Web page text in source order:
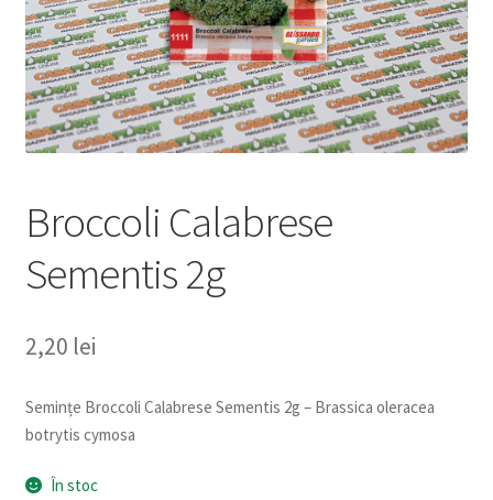
Broccoli Calabrese
Sementis 2g
2,20 lei
Semințe Broccoli Calabrese Sementis 2g – Brassica oleracea
botrytis cymosa
În stoc